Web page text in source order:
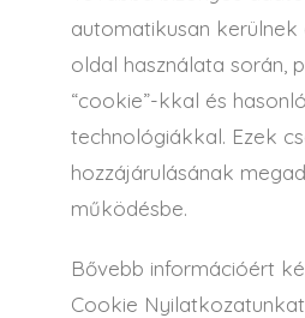
automatikusan kerülnek
oldal használata során,
“cookie”-kkal és hasonló
technológiákkal. Ezek
hozzájárulásának
működésbe.
Bővebb információért
Cookie